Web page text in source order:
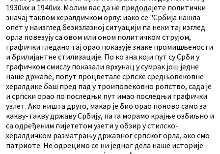
1930их и 1940их. Молим вас да не придодајете политички
значај таквом хералдичком орлу: иако се "Србија нашла
опет у наизглед безизлазној ситуацији па неки тај изглед
орла повезују са овом или оном политичком струјом,
графички гледано тај орао показује знаке промишљености
и брилијантне стилизације. По ко зна који пут су Срби у
графичком смислу показали врхунац у сумрак још једне
наше државе, попут процветале српске средњовековне
хералдике баш пред пад у троиповековно ропство, сада је
и српски орао по последњи пут имао последњи графички
узлет. Ако ништа друго, макар је био орао поново само за
какву-такву државу Србију, па га морамо крајње озбиљно и
са одређеним пијететом узети у обзир у стилско-
хералдичком разматрању државног српског орла, ако смо
патриоте. Не одрецимо се ни једног дела наше историје